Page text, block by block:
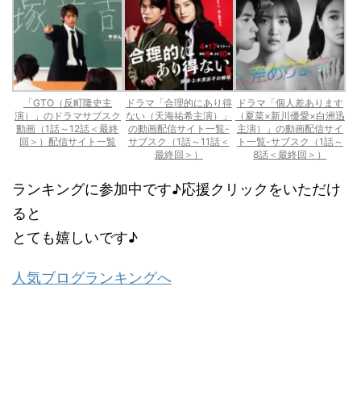
「GTO（反町隆史主
演）」のドラマサブスク
動画（1話～12話＜最終
回＞）配信サイト一覧
ドラマ「合理的にあり得
ない（天海祐希主演）」
の動画配信サイト一覧-
サブスク（1話～11話＜
最終回＞）
ドラマ「個人差あります
（夏菜×新川優愛×白洲迅
主演）」の動画配信サイ
ト一覧-サブスク（1話～
8話＜最終回＞）
ランキングに参加中です♪応援クリックをいただけ
ると
とても嬉しいです♪
人気ブログランキングへ